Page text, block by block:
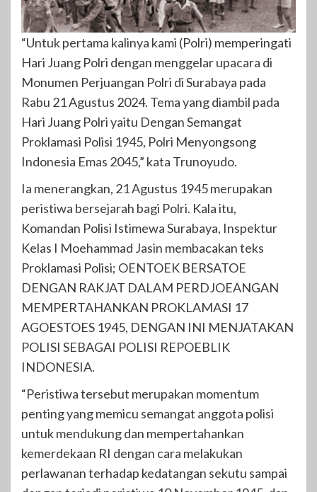
“Untuk pertama kalinya kami (Polri) memperingati
Hari Juang Polri dengan menggelar upacara di
Monumen Perjuangan Polri di Surabaya pada
Rabu 21 Agustus 2024. Tema yang diambil pada
Hari Juang Polri yaitu Dengan Semangat
Proklamasi Polisi 1945, Polri Menyongsong
Indonesia Emas 2045,” kata Trunoyudo.
Ia menerangkan, 21 Agustus 1945 merupakan
peristiwa bersejarah bagi Polri. Kala itu,
Komandan Polisi Istimewa Surabaya, Inspektur
Kelas I Moehammad Jasin membacakan teks
Proklamasi Polisi; OENTOEK BERSATOE
DENGAN RAKJAT DALAM PERDJOEANGAN
MEMPERTAHANKAN PROKLAMASI 17
AGOESTOES 1945, DENGAN INI MENJATAKAN
POLISI SEBAGAI POLISI REPOEBLIK
INDONESIA.
“Peristiwa tersebut merupakan momentum
penting yang memicu semangat anggota polisi
untuk mendukung dan mempertahankan
kemerdekaan RI dengan cara melakukan
perlawanan terhadap kedatangan sekutu sampai